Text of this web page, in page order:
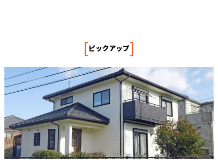
[ピックアップ]